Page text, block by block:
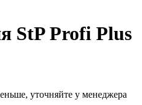
StP Profi Plus
уточняйте у менеджера